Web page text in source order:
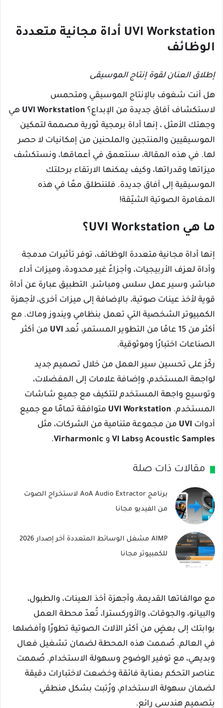
UVI Workstation أداة مجانية متعددة
الوظائف
إطلاق العنان لقوة إنتاج الموسيقى
هل أنت شغوف بالإنتاج الموسيقي ومتحمس
لاستكشاف آفاق جديدة من الإبداع؟ UVI Workstation هي
وجهتك الأمثل ، إنها أداة برمجية ثورية مصممة لتمكين
الموسيقيين والمنتجين والملحنين من إمكانيات لا حصر
لها. في هذه المقالة، سنتعمق في أعماقها، ونستكشف
ميزاتها وقدراتها، وكيف يمكنها الارتقاء برحلتك
الموسيقية إلى آفاق جديدة. فلننطلق معًا في هذه
المغامرة الصوتية الشيّقة!
ما هي UVI Workstation؟
إنها أداة مجانية متعددة الوظائف، توفر تأثيرات مدمجة
وأداة لعزف الأربيجيات، وأجزاءً غير محدودة، وميزات أداء
مباشر، وسير عمل سلس ومباشر. التطبيق عبارة عن أداة
قوية لأخذ عينات صوتية، بالإضافة إلى ميزات أخرى، لأجهزة
الكمبيوتر الشخصية التي تعمل بنظامي ويندوز وماك. مع
أكثر من 15 عامًا من التطوير المستمر، تُعد
UVI من أكثر
الصناعات اختبارًا وموثوقية.
ركّز على تحسين سير العمل من خلال تصميم جديد
لواجهة المستخدم، وإضافة علامات إلى المفضلات،
وتوسيع واجهة المستخدم لتتكيف مع جميع شاشات
المستخدم. UVI Workstation متوافقة تمامًا مع جميع
أدوات UVI من مجموعة متنامية من الشركات، مثل
Acoustic Samples وVI Labs و Virharmonic
.
مقالات ذات صلة
برنامج AoA Audio Extractor لاستخراج الصوت
من الفيديو مجانا
AIMP مشغل الوسائط المتعددة آخر إصدار 2026
للكمبيوتر مجانا
مع موالفاتها القديمة، وأجهزة أخذ العينات، والطبول،
والبيانو، والجوقات، والأوركسترا، تُعدّ محطة العمل
بوابتك إلى بعضٍ من أكثر الآلات الصوتية تطورًا وأفضلها
في العالم. صُممت هذه المحطة لضمان تشغيل فعال
وبديهي، مع توفير الوضوح وسهولة الاستخدام. صُممت
عناصر التحكم بعناية فائقة وخضعت لاختبارات دقيقة
لضمان سهولة الاستخدام، ورُتبت بشكل منطقي
بتصميم هندسي رائع.